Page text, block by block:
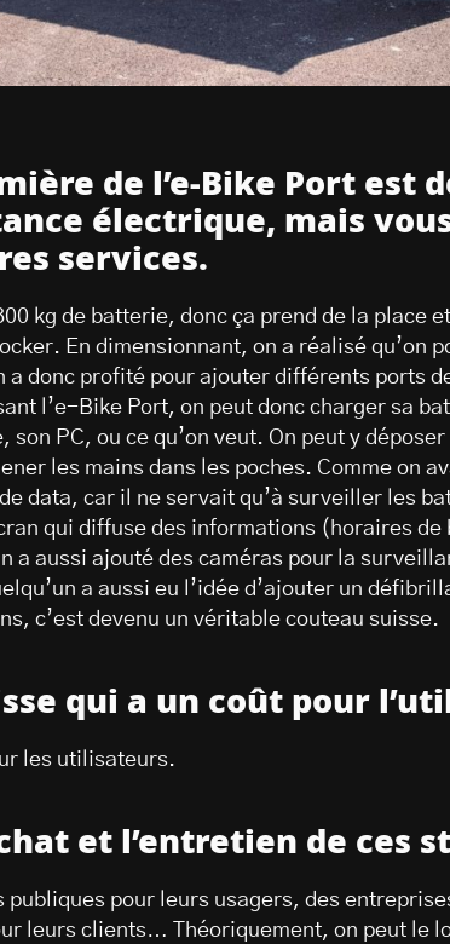
de l’e-Bike Port est
électrique, mais
services.
kg de batterie, donc ça prend de la place et
En dimensionnant, on a réalisé qu’on
a donc profité pour ajouter différents ports
l’e-Bike Port, on peut donc charger sa
PC, ou ce qu’on veut. On peut y
les mains dans les poches. Comme on
data, car il ne servait qu’à surveiller les
qui diffuse des informations (horaires
aussi ajouté des caméras pour la
a aussi eu l’idée d’ajouter un
c’est devenu un véritable couteau suisse.
qui a un coût pour
les utilisateurs.
et l’entretien de ces
publiques pour leurs usagers, des
leurs clients… Théoriquement, on peut le